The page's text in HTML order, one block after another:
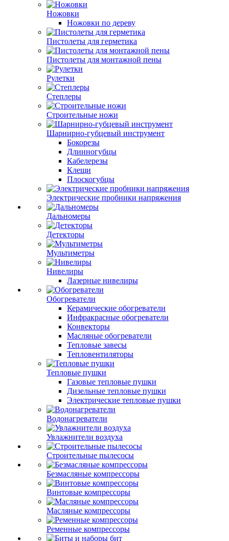
Ножовки
Ножовки по дереву
Пистолеты для герметика
Пистолеты для монтажной пены
Рулетки
Степлеры
Строительные ножи
Шарнирно-губцевый инструмент
Бокорезы
Длинногубцы
Кабелерезы
Клещи
Плоскогубцы
Электрические пробники напряжения
Дальномеры
Детекторы
Мультиметры
Нивелиры
Лазерные нивелиры
Обогреватели
Керамические обогреватели
Инфракрасные обогреватели
Конвекторы
Масляные обогреватели
Тепловые завесы
Тепловентиляторы
Тепловые пушки
Газовые тепловые пушки
Дизельные тепловые пушки
Электрические тепловые пушки
Водонагреватели
Увлажнители воздуха
Строительные пылесосы
Безмасляные компрессоры
Винтовые компрессоры
Масляные компрессоры
Ременные компрессоры